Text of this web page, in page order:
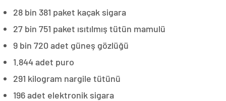
28 bin 381 paket kaçak sigara
27 bin 751 paket ısıtılmış tütün mamulü
9 bin 720 adet güneş gözlüğü
1.844 adet puro
291 kilogram nargile tütünü
196 adet elektronik sigara